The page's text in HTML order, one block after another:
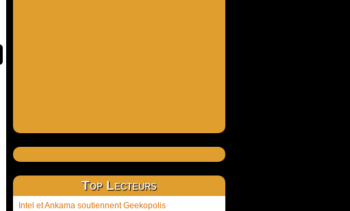
Top Lecteurs
Intel et Ankama soutiennent Geekopolis